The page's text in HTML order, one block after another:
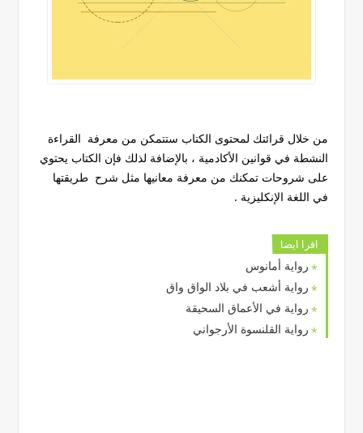
من خلال قرائتك لمحتوى الكتاب ستتمكن من معرفة القراءة
النشطة في قوانين الأكادمية ، بالإضافة لذلك فإن الكتاب يحتوي
على شروحات تمكنك من معرفة معانيها مثل شرح طريقتها
في اللغة الإنكليزية .
اقرا ايضا
رواية أمانوس
رواية أشعب في بلاد الواق واق
رواية في الأعماق السحيقة
رواية القلنسوة الأرجواني